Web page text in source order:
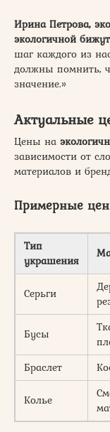
Ирина Петрова,
экологичной
шаг каждого из
должны помнить,
значение.»
Актуальные
Цены на
зависимости от
материалов и
Примерные
Тип
украшения
Серьги
Бусы
Браслет
Колье